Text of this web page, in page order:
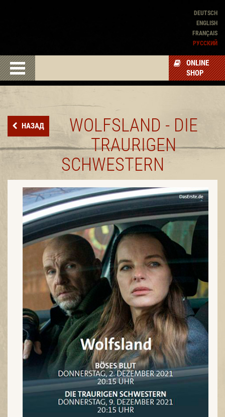
DEUTSCH
ENGLISH
FRANÇAIS
PУССКИЙ
ONLINE
SHOP
НАЗАД
WOLFSLAND - DIE
TRAURIGEN
SCHWESTERN